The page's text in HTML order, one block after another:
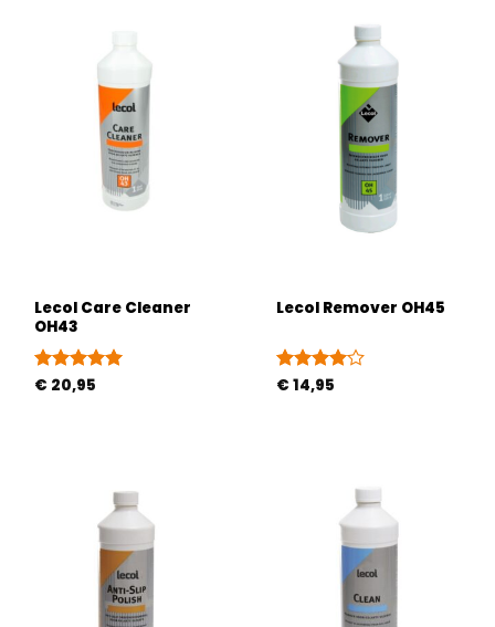
Lecol Care Cleaner
OH43
Gewaardeerd
€ 20,95
Lecol Remover OH45
Gewaardeerd
€ 14,95